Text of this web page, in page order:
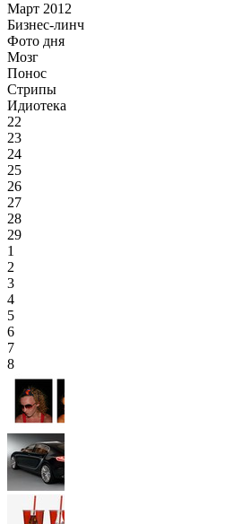
Март 2012
Бизнес-линч
Фото дня
Мозг
Понос
Стрипы
Идиотека
22
23
24
25
26
27
28
29
1
2
3
4
5
6
7
8